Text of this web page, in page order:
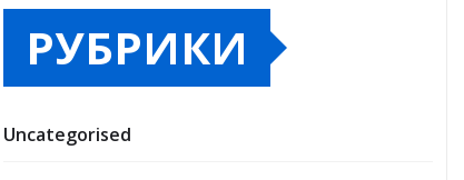
РУБРИКИ
Uncategorised